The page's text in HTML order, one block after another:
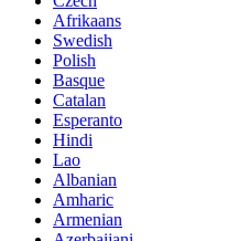
Afrikaans
Swedish
Polish
Basque
Catalan
Esperanto
Hindi
Lao
Albanian
Amharic
Armenian